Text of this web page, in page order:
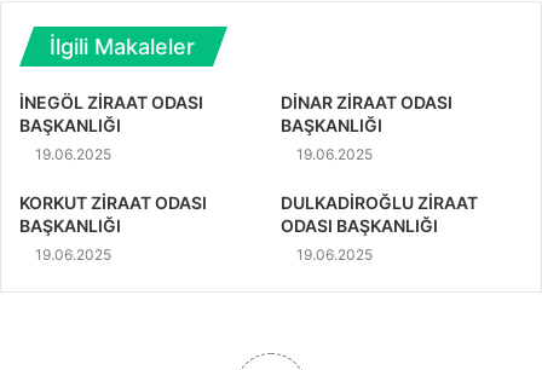
İlgili Makaleler
İNEGÖL ZİRAAT ODASI
BAŞKANLIĞI
19.06.2025
DİNAR ZİRAAT ODASI
BAŞKANLIĞI
19.06.2025
KORKUT ZİRAAT ODASI
BAŞKANLIĞI
19.06.2025
DULKADİROĞLU ZİRAAT
ODASI BAŞKANLIĞI
19.06.2025